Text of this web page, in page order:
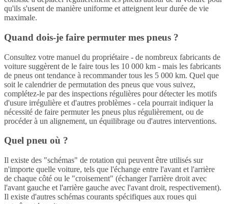
qu'ils s'usent de manière uniforme et atteignent leur durée de vie
maximale.
Quand dois-je faire permuter mes pneus ?
Consultez votre manuel du propriétaire - de nombreux fabricants de
voiture suggèrent de le faire tous les 10 000 km - mais les fabricants
de pneus ont tendance à recommander tous les 5 000 km. Quel que
soit le calendrier de permutation des pneus que vous suivez,
complétez-le par des inspections régulières pour détecter les motifs
d'usure irrégulière et d'autres problèmes - cela pourrait indiquer la
nécessité de faire permuter les pneus plus régulièrement, ou de
procéder à un alignement, un équilibrage ou d'autres interventions.
Quel pneu où ?
Il existe des "schémas" de rotation qui peuvent être utilisés sur
n'importe quelle voiture, tels que l'échange entre l'avant et l'arrière
de chaque côté ou le "croisement" (échanger l'arrière droit avec
l'avant gauche et l'arrière gauche avec l'avant droit, respectivement).
Il existe d'autres schémas courants spécifiques aux roues qui